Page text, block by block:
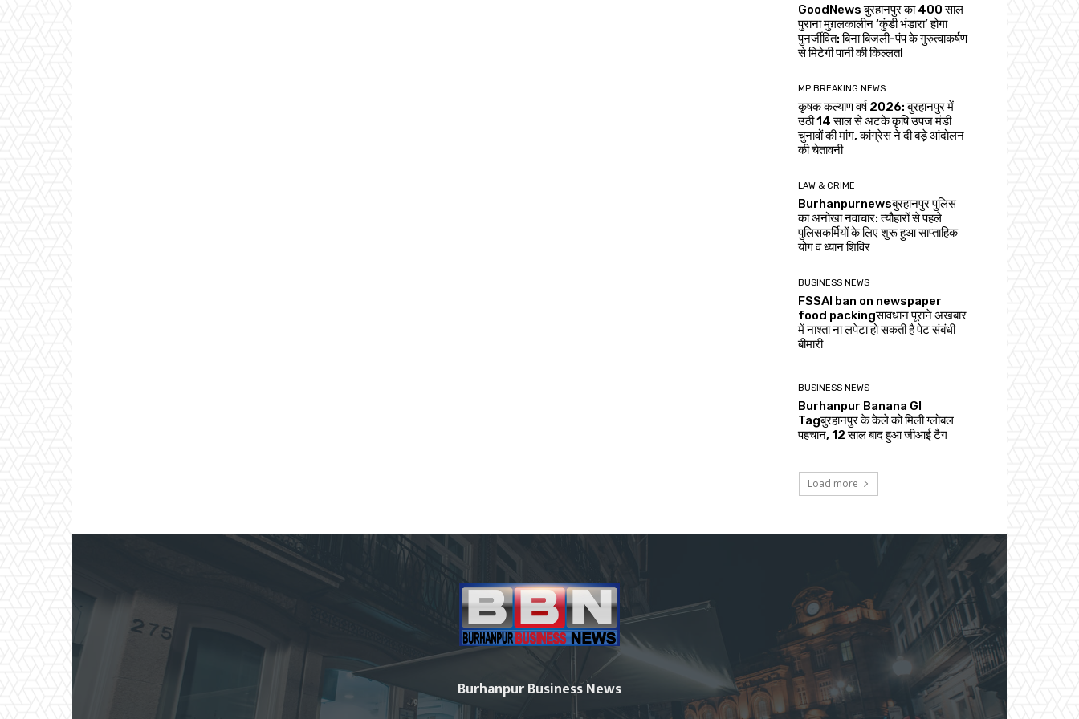
GoodNews बुरहानपुर का 400 साल
पुराना मुग़लकालीन ‘कुंडी भंडारा’ होगा
पुनर्जीवित: बिना बिजली-पंप के गुरुत्वाकर्षण
से मिटेगी पानी की किल्लत!
MP BREAKING NEWS
कृषक कल्याण वर्ष 2026: बुरहानपुर में
उठी 14 साल से अटके कृषि उपज मंडी
चुनावों की मांग, कांग्रेस ने दी बड़े आंदोलन
की चेतावनी
LAW & CRIME
Burhanpurnewsबुरहानपुर पुलिस
का अनोखा नवाचार: त्यौहारों से पहले
पुलिसकर्मियों के लिए शुरू हुआ साप्ताहिक
योग व ध्यान शिविर
BUSINESS NEWS
FSSAI ban on newspaper
food packingसावधान पूराने अखबार
में नाश्ता ना लपेटा हो सकती है पेट संबंधी
बीमारी
BUSINESS NEWS
Burhanpur Banana GI
Tagबुरहानपुर के केले को मिली ग्लोबल
पहचान, 12 साल बाद हुआ जीआई टैग
Load more
Burhanpur Business News